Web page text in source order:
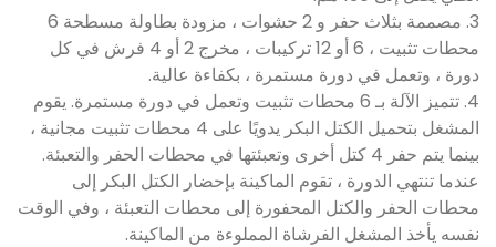
3. مصممة بثلاث حفر و 2 حشوات ، مزودة بطاولة مسطحة 6
محطات تثبيت ، 6 أو 12 تركيبات ، مخرج 2 أو 4 فرش في كل
دورة ، وتعمل في دورة مستمرة ، بكفاءة عالية.
4. تتميز الآلة بـ 6 محطات تثبيت وتعمل في دورة مستمرة. يقوم
المشغل بتحميل الكتل البكر يدويًا على 4 محطات تثبيت مجانية ،
بينما يتم حفر 4 كتل أخرى وتعبئتها في محطات الحفر والتعبئة.
عندما تنتهي الدورة ، تقوم الماكينة بإحضار الكتل البكر إلى
محطات الحفر والكتل المحفورة إلى محطات التعبئة ، وفي الوقت
نفسه يأخذ المشغل الفرشاة المملوءة من الماكينة.